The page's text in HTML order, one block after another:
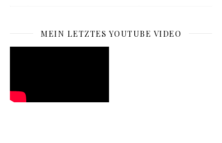
MEIN LETZTES YOUTUBE VIDEO